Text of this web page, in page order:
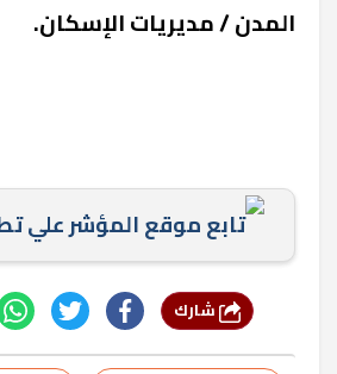
المدن / مديريات الإسكان.
تابع موقع المؤشر علي